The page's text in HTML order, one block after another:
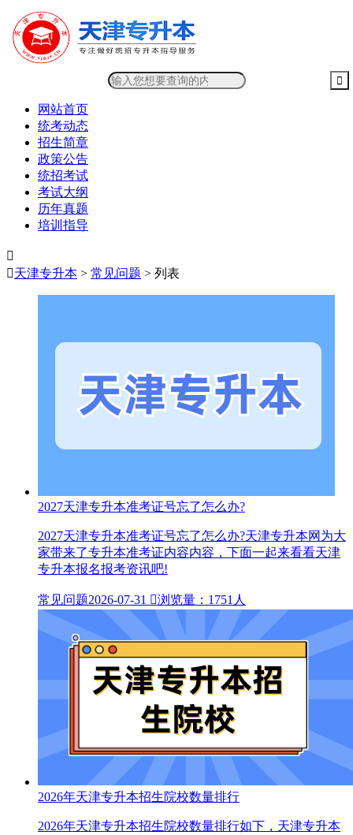
网站首页
统考动态
招生简章
政策公告
统招考试
考试大纲
历年真题
培训指导

天津专升本 > 常见问题 > 列表
2027天津专升本准考证号忘了怎么办?
2027天津专升本准考证号忘了怎么办?天津专升本网为大
家带来了专升本准考证内容内容，下面一起来看看天津
专升本报名报考资讯吧!
常见问题2026-07-31 浏览量：1751人
2026年天津专升本招生院校数量排行
2026年天津专升本招生院校数量排行如下，天津专升本